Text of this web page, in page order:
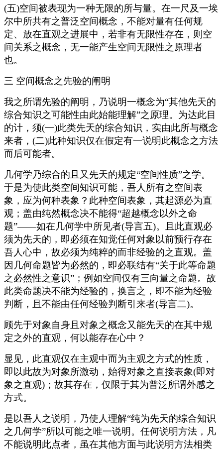
(五)空间被表现为一种无限的所与量。在一尺及一埃
尔中所共有之普泛空间概念，不能对量有任何规
定、放在直观之进展中，若非有无限性存在，则空
间关系之概念，无一能产生空间无限性之原理者
也。
三 空间概念之先验的阐明
我之所谓先验的阐明，乃说明一概念为“其他先天的
综合知识之可能性由此始能理解”之原理。为达此目
的计，须(一)此类先天的综合知识，实由此所与概念
来者，(二)此种知识仅在假定有一说明此概念之方法
而后可能者。
几何学乃综合的且又先天的规定“空间性质”之学。
于是为使此类空间知识可能，吾人所有之空间表
象，应为何种表象？此种空间表象，其起源必为直
观；盖由纯然概念决不能得“超越概念以外之命
题”——如在几何学中所见者(导言五)。且此直观必
须为先天的，即必须在知觉任何对象以前预行存在
吾人心中，故必须为纯粹的而非经验的之直观。盖
因几何命题皆为必然的，即必联结有“关于此等命题
之必然性之意识”；例如空间仅有三向量之命题。故
此类命题决不能为经验的，换言之，即不能为经验
判断，且不能由任何经验判断引来者(导言二)。
顾先于对象自身且对象之概念又能先天的在其中规
定之外的直观，何以能存在心中？
显见，此直观仅在主观中而为主观之方式的性质，
即以此故为对象所激动，始得对象之直接表象(即对
象之直观)；故其存在，仅限于其为普泛所谓外感之
方式。
是以吾人之说明，乃使人理解“纯为先天的综合知识
之几何学”所以可能之唯一说明。任何说明方法，凡
不能说明此点者，虽在其他方面与此说明方法相类